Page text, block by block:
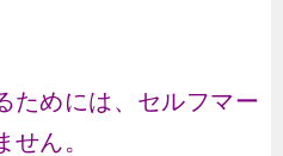
ためには、セルフマー
ん。